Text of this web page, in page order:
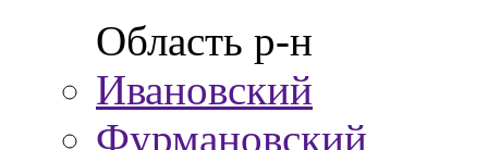
Область р-н
Ивановский
Фурмановский